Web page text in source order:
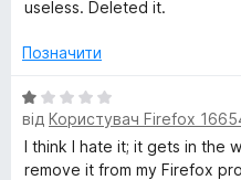
1
5
useless. Deleted it.
Позначити
О
ц
н
від Користувач Firefox
I think I hate it; it gets in the
remove it from my Firefox